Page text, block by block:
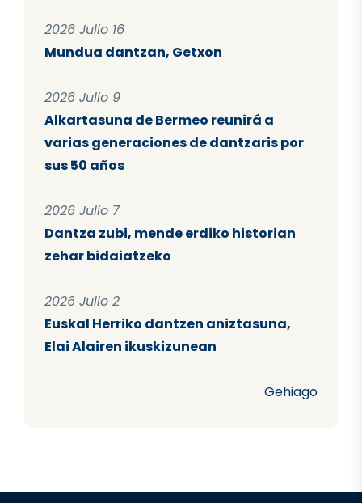
2026 Julio 16
Mundua dantzan, Getxon
2026 Julio 9
Alkartasuna de Bermeo reunirá a
varias generaciones de dantzaris por
sus 50 años
2026 Julio 7
Dantza zubi, mende erdiko historian
zehar bidaiatzeko
2026 Julio 2
Euskal Herriko dantzen aniztasuna,
Elai Alairen ikuskizunean
Gehiago